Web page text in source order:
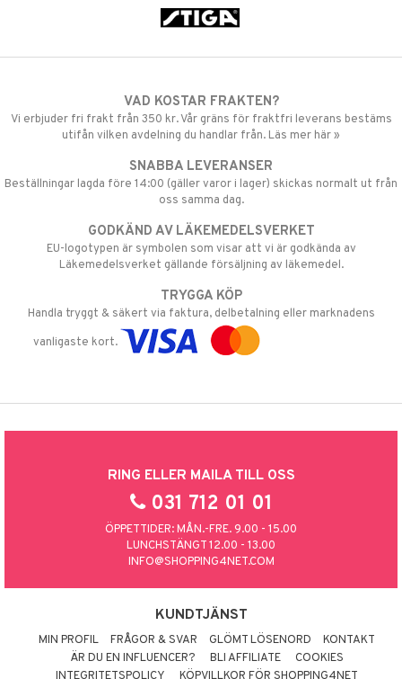
VAD KOSTAR FRAKTEN?
Vi erbjuder fri frakt från 350 kr. Vår gräns för fraktfri leverans bestäms
utifån vilken avdelning du handlar från. Läs mer här »
SNABBA LEVERANSER
Beställningar lagda före 14:00 (gäller varor i lager) skickas normalt ut från
oss samma dag.
GODKÄND AV LÄKEMEDELSVERKET
EU-logotypen är symbolen som visar att vi är godkända av
Läkemedelsverket gällande försäljning av läkemedel.
TRYGGA KÖP
Handla tryggt & säkert via faktura, delbetalning eller marknadens
vanligaste kort.
RING ELLER MAILA TILL OSS
031 712 01 01
ÖPPETTIDER: MÅN.-FRE. 9.00 - 15.00
LUNCHSTÄNGT 12.00 - 13.00
INFO@SHOPPING4NET.COM
KUNDTJÄNST
MIN PROFIL FRÅGOR & SVAR GLÖMT LÖSENORD
KONTAKT
ÄR DU EN INFLUENCER?
BLI AFFILIATE
COOKIES